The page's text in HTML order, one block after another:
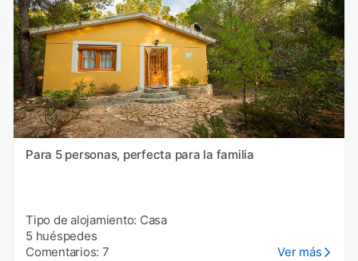
Para 5 personas, perfecta para la familia
Tipo de alojamiento: Casa
5 huéspedes
Comentarios: 7
Ver más